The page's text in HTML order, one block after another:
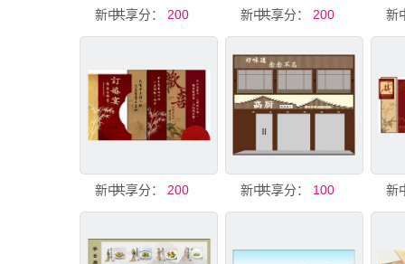
新中式水牌
共享分： 200 新中式房产广告
共享分： 200
新中式订婚宴
共享分： 200 新中式门头
共享分： 100